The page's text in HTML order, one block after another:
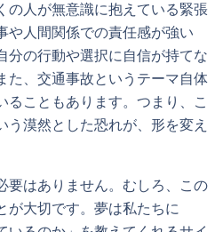
の人が無意識に抱えている緊張
や人間関係での責任感が強い
分の行動や選択に自信が持てな
た、交通事故というテーマ自体
こともあります。つまり、こ
漠然とした恐れが、形を変え
要はありません。むしろ、この
が大切です。夢は私たちに